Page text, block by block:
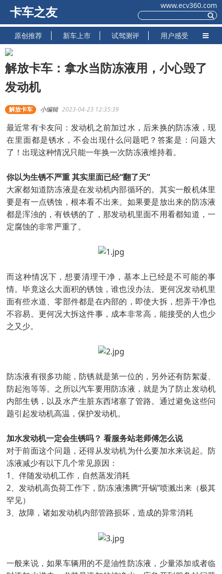
卡车之友
www.ecv360.com
原创推荐 新车上市 试驾测评 用户感受
解放卡车：拿水当防冻液用，小心毁了
发动机
解放卡车 小编辑 2023-04-23 12:35:39
最近常有卡友问：发动机之前加过水，后来换的防冻液，现
在里面都是锈水，不会出现什么问题吧？答案是：问题大
了！出现这种情况只能一年换一次防冻液维持着。
你以为生锈不严重 其实里面已经“翻了天”
大家都知道防冻液是在发动机内部循环的。其实一般机体里
要是有一点锈蚀，根本看不出来。如果要是放出来的防冻液
都是浑浊的，有铁锈的了，那发动机里面不用看都知道，一
定腐蚀的非常严重了。
而这种情况下，想要清理干净，基本上已经是不可能的事
情。毕竟这么大面积的锈蚀，谁也没办法。更何况发动机里
面有些水道、零部件都是在内部的，即使大拆，想弄干净也
不容易。更何况大拆这件事，成本非常高，能接受的人也少
之又少。
防冻液有很多功能，防锈就是第一位的，另外还有防絮凝、
防起泡等等。之所以汽车要用防冻液，就是为了防止发动机
内部生锈，以及水产生脏东西堵塞了管路。通过避免这些问
题引起发动机高温，保护发动机。
加水发动机一定会生锈吗？ 看服务站老师傅怎么说
对于前面这个问题，还得从发动机为什么要加水来说起。防
冻液减少有以下几个常见原因：
1、伴随发动机工作，自然蒸发消耗
2、发动机高负荷工作下，防冻液沸腾“开锅”喷溅出来（极其
罕见）
3、故障，诸如发动机内部管路损坏，造成的异常消耗
一般来说，如果车辆用的不是油性防冻液，少量添加或者临